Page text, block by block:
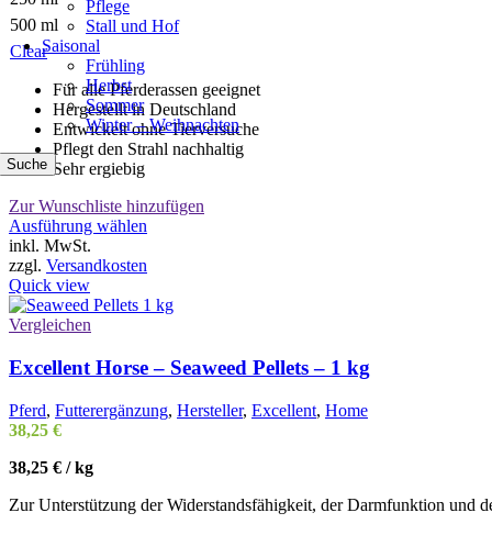
Pflege
Stall und Hof
Saisonal
Frühling
Herbst
Sommer
Winter – Weihnachten
Suche
500 ml
Clear
Für alle Pferderassen geeignet
Hergestellt in Deutschland
Entwickelt ohne Tierversuche
Pflegt den Strahl nachhaltig
Sehr ergiebig
Zur Wunschliste hinzufügen
Ausführung wählen
Varianten
Optionen
können
auf
der
inkl. MwSt.
zzgl. Versandkosten
Quick view
Vergleichen
Excellent Horse – Seaweed Pellets – 1 kg
Pferd, Futterergänzung, Hersteller, Excellent, Home
38,25 €
38,25 € /kg
Zur Unterstützung der Widerstandsfähigkeit, der Darmfunktion und